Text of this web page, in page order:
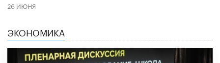
26 ИЮНЯ
ЭКОНОМИКА